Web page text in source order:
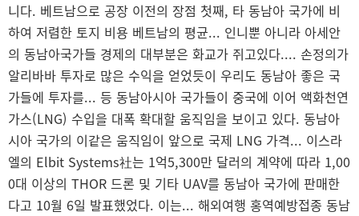
니다. 베트남으로 공장 이전의 장점 첫째, 타 동남아 국가에 비
하여 저렴한 토지 비용 베트남의 평균... 인니뿐 아니라 아세안
의 동남아국가들 경제의 대부분은 화교가 쥐고있다.... 손정의가
알리바바 투자로 많은 수익을 얻었듯이 우리도 동남아 좋은 국
가들에 투자를... 등 동남아시아 국가들이 중국에 이어 액화천연
가스(LNG) 수입을 대폭 확대할 움직임을 보이고 있다. 동남아
시아 국가의 이같은 움직임이 앞으로 국제 LNG 가격... 이스라
엘의 Elbit Systems社는 1억5,300만 달러의 계약에 따라 1,00
0대 이상의 THOR 드론 및 기타 UAV를 동남아 국가에 판매한
다고 10월 6일 발표했었다. 이는... 해외여행 홍역예방접종 동남